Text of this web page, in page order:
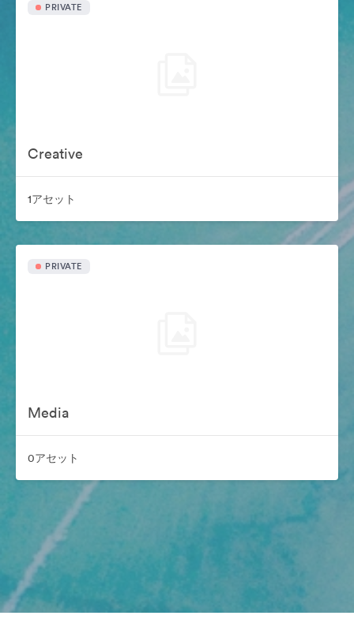
PRIVATE
Creative
1アセット
PRIVATE
Media
0アセット